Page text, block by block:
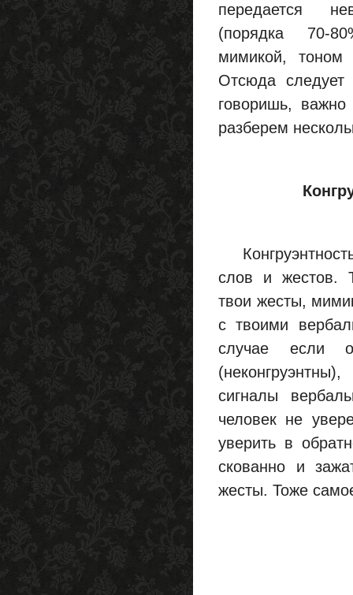
передается
(порядка 70-
мимикой, тоном
Отсюда
говоришь,
разберем
слов и жестов.
твои жесты,
с твоими
случае если
сигналы
человек не
уверить в
скованно и
жесты. Тоже